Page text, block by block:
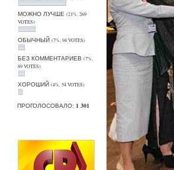
МОЖНО ЛУЧШЕ (21%, 269
VOTES)
ОБЫЧНЫЙ (7%, 94 VOTES)
БЕЗ КОММЕНТАРИЕВ (7%,
89 VOTES)
ХОРОШИЙ (4%, 54 VOTES)
ПРОГОЛОСОВАЛО: 1 301